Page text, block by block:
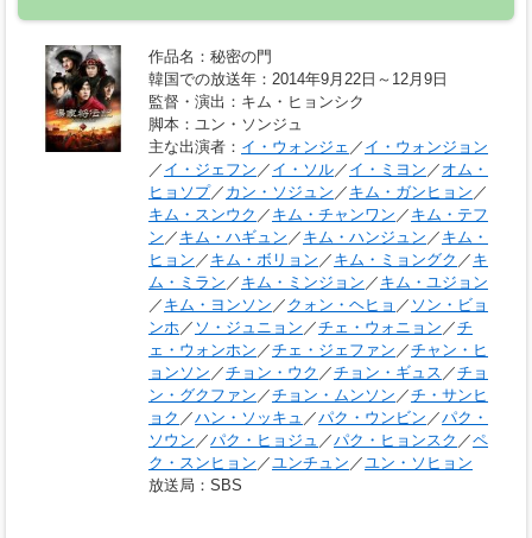
作品名 ：秘密の門
韓国での放送年 ：2014年9月22日～12月9日
監督・演出 ：キム・ヒョンシク
脚本 ：ユン・ソンジュ
主な出演者 ： イ・ウォンジェ ／ イ・ウォンジョン
／ イ・ジェフン ／ イ・ソル／ イ・ミヨン ／ オム・
ヒョソプ／ カン・ソジュン ／ キム・ガンヒョン ／
キム・スンウク ／ キム・チャンワン ／ キム・テフ
ン ／ キム・ハギュン ／ キム・ハンジュン ／ キム・
ヒョン ／ キム・ボリョン ／ キム・ミョングク ／ キ
ム・ミラン ／ キム・ミンジョン ／ キム・ユジョン
／ キム・ヨンソン ／ クォン・ヘヒョ ／ ソン・ビョ
ンホ ／ ソ・ジュニョン ／チェ・ウォニョン ／チ
ェ・ウォンホン ／チェ・ジェファン ／チャン・ヒ
ョンソン ／チョン・ウク ／チョン・ギュス ／チョ
ン・グクファン ／チョン・ムンソン ／チ・サンヒ
ョク ／ハン・ソッキュ ／パク・ウンビン ／パク・
ソウン ／パク・ヒョジュ ／パク・ヒョンスク ／ペ
ク・スンヒョン ／ユンチュン ／ユン・ソヒョン
放送局 ：SBS